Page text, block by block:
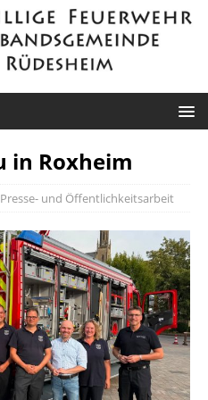
in Roxheim
und Öffentlichkeitsarbeit
DME,
B1 >
Roxheim,